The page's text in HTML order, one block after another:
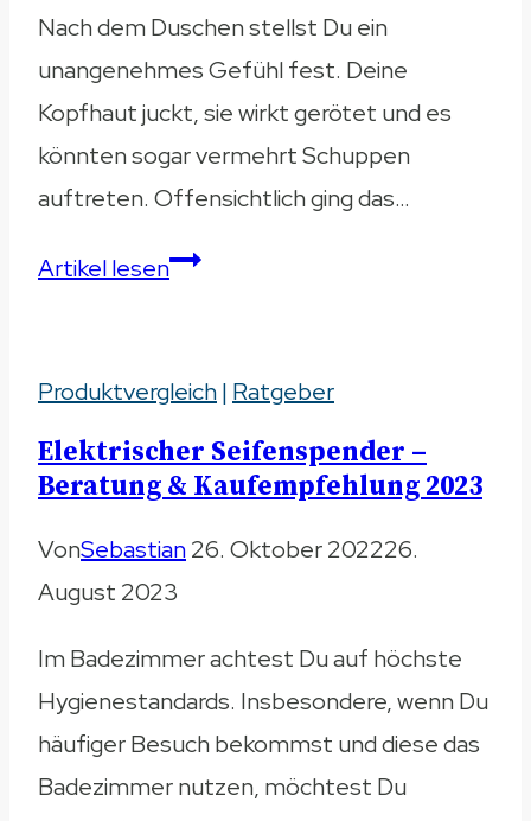
Nach dem Duschen stellst Du ein
unangenehmes Gefühl fest. Deine
Kopfhaut juckt, sie wirkt gerötet und es
könnten sogar vermehrt Schuppen
auftreten. Offensichtlich ging das…
Artikel lesenShampoo
–
Natürliche
Alternativen
Produktvergleich| Ratgeber
Elektrischer Seifenspender –
Beratung & Kaufempfehlung 2023
VonSebastian26. Oktober 202226.
August 2023
Im Badezimmer achtest Du auf höchste
Hygienestandards. Insbesondere, wenn Du
häufiger Besuch bekommst und diese das
Badezimmer nutzen, möchtest Du